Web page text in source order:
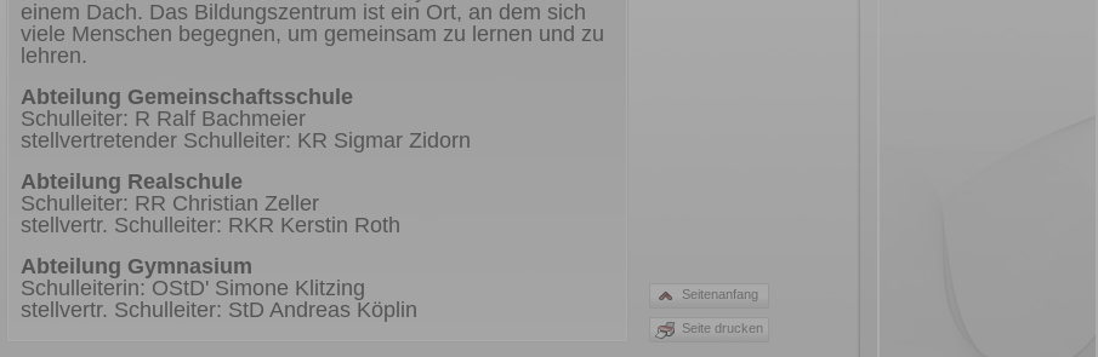
einem Dach. Das Bildungszentrum ist ein Ort, an dem sich
viele Menschen begegnen, um gemeinsam zu lernen und zu
lehren.
Abteilung Gemeinschaftsschule
Schulleiter: R Ralf Bachmeier
stellvertretender Schulleiter: KR Sigmar Zidorn
Abteilung Realschule
Schulleiter: RR Christian Zeller
stellvertr. Schulleiter: RKR Kerstin Roth
Abteilung Gymnasium
Schulleiterin: OStD' Simone Klitzing
stellvertr. Schulleiter: StD Andreas Köplin
Seitenanfang
Seite drucken